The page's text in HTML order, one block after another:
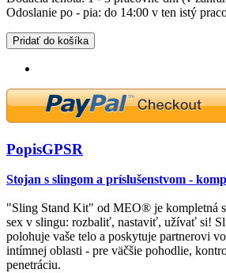
Odoslanie po - pia: do 14:00 v ten istý
Pridať do košíka
PopisGPSR
Stojan s slingom a príslušenstvom -
"Sling Stand Kit" od MEO® je kompletná
sex v slingu: rozbaliť, nastaviť, užívať si!
polohuje vaše telo a poskytuje partnerovi
intímnej oblasti - pre väčšie pohodlie,
penetráciu.